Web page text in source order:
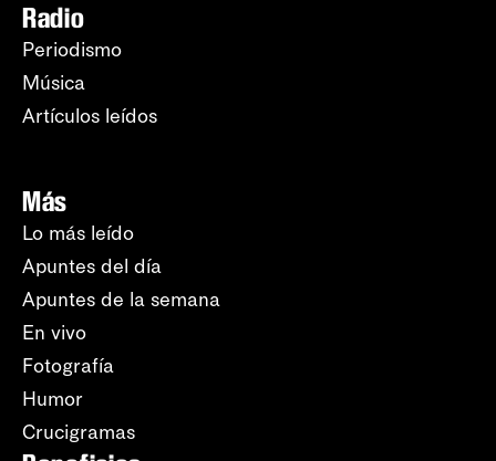
Radio
Periodismo
Música
Artículos leídos
Más
Lo más leído
Apuntes del día
Apuntes de la semana
En vivo
Fotografía
Humor
Crucigramas